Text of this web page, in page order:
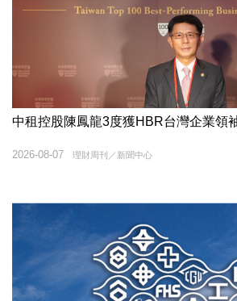
中租控股陳鳳龍3度獲HBR台灣企業領
理財周刊／新聞中心
2026-08-07